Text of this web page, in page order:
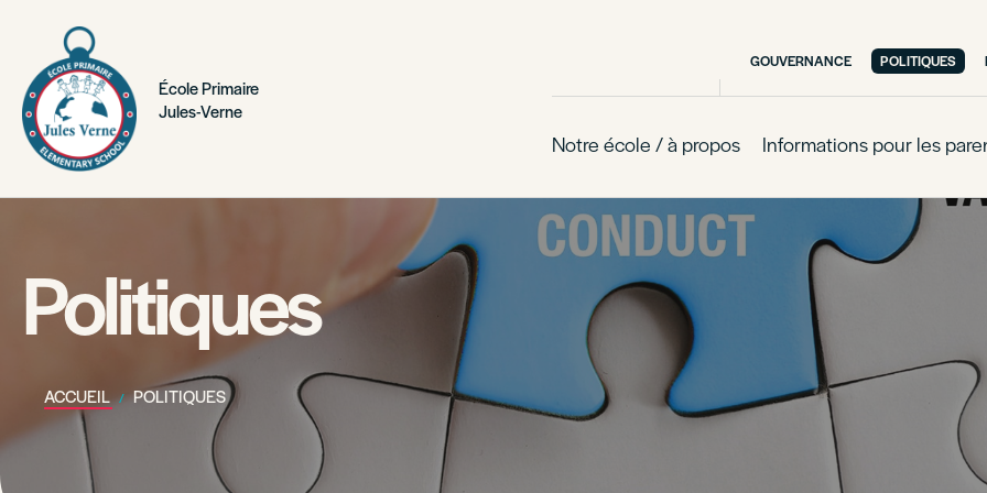
École Primaire
Jules-Verne
GOUVERNANCE POLITIQUES
Notre école / à propos Informations pour les
Politiques
ACCUEIL POLITIQUES